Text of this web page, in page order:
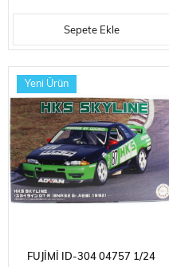
EVOLUTION VII WRC RALLY
MODEL, YARIŞ ARACI PLASTIK
MODEL KITI
Sepete Ekle
FUJIMI ID-304 04757 1/24
Yeni Ürün